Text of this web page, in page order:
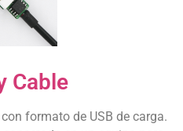
Cable
formato de USB de carga.